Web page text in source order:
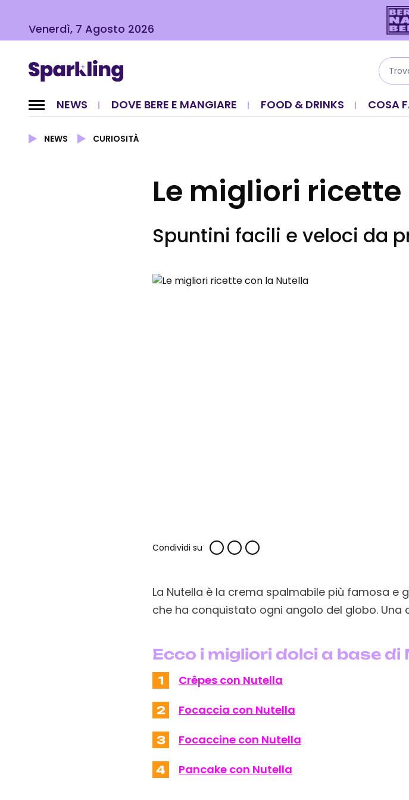
Venerdì, 7 Agosto 2026
NEWS DOVE BERE E MANGIARE FOOD & DRINKS COSA
NEWS CURIOSITÀ
Le migliori
Spuntini facili e veloci da
Condividi su
La Nutella è la crema spalmabile più famosa e
che ha conquistato ogni angolo del globo. Una
Ecco i migliori dolci a base di
1 Crêpes con Nutella
2 Focaccia con Nutella
3 Focaccine con Nutella
4 Pancake con Nutella